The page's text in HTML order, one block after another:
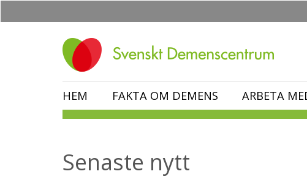
HEM FAKTA OM DEMENS ARBETA
Senaste nytt